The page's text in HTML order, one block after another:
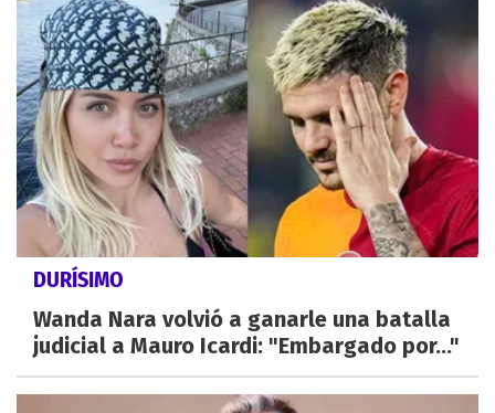
DURÍSIMO
Wanda Nara volvió a ganarle una batalla
judicial a Mauro Icardi: "Embargado por..."